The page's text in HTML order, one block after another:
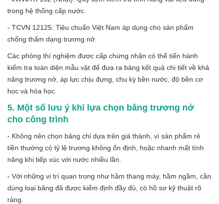
trong hệ thống cấp nước.
- TCVN 12125: Tiêu chuẩn Việt Nam áp dụng cho sản phẩm
chống thấm dạng trương nở.
Các phòng thí nghiệm được cấp chứng nhận có thể tiến hành
kiểm tra toàn diện mẫu vật để đưa ra bảng kết quả chi tiết về khả
năng trương nở, áp lực chịu đựng, chu kỳ bền nước, độ bền cơ
học và hóa học.
5. Một số lưu ý khi lựa chọn băng trương nở
cho công trình
- Không nên chọn băng chỉ dựa trên giá thành, vì sản phẩm rẻ
tiền thường có tỷ lệ trương không ổn định, hoặc nhanh mất tính
năng khi tiếp xúc với nước nhiều lần.
- Với những vị trí quan trọng như hầm thang máy, hầm ngầm, cần
dùng loại băng đã được kiểm định đầy đủ, có hồ sơ kỹ thuật rõ
ràng.